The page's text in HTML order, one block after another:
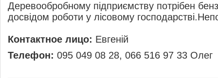
Деревообробному підприємству потрібен
досвідом роботи у лісовому
Контактное лицо: Евгеній
Телефон: 095 049 08 28, 066 516 97 33 Олег